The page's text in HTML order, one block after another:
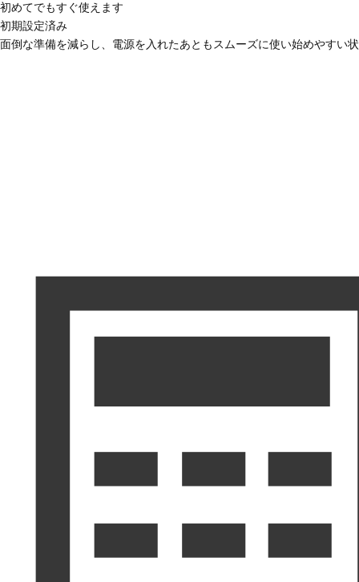
初めてでもすぐ使えます
初期設定済み
面倒な準備を減らし、電源を入れたあともスムーズに使い始めやすい